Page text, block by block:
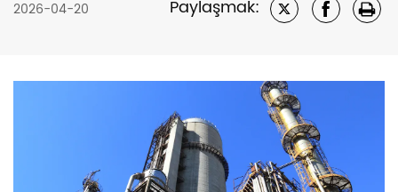
2026-04-20 Paylaşmak: